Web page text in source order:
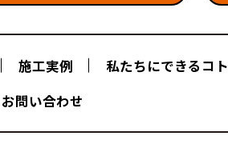
施工実例 私たちにできるコト
お問い合わせ